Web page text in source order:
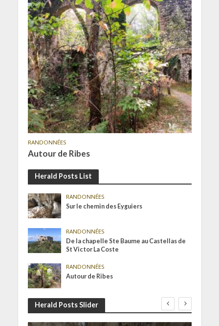
RANDONNÉES
Autour de Ribes
Herald Posts List
RANDONNÉES
Sur le chemin des Eyguiers
RANDONNÉES
De la chapelle Ste Baume au Castellas de
St Victor La Coste
RANDONNÉES
Autour de Ribes
Herald Posts Slider